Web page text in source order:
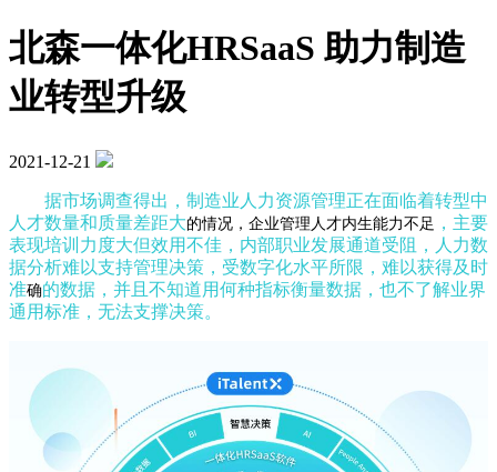
北森一体化HRSaaS 助力制造
业转型升级
2021-12-21
据市场调查得出，制造业人力资源管理正在面临着转型中
人才数量和质量差距大的情况，企业管理人才内生能力不足 ，主要
表现培训力度大但效用不佳，内部职业发展通道受阻，人力数
据分析难以支持管理决策，受数字化水平所限，难以获得及时
准确的数据，并且不知道用何种指标衡量数据，也不了解业界
通用标准，无法支撑决策。